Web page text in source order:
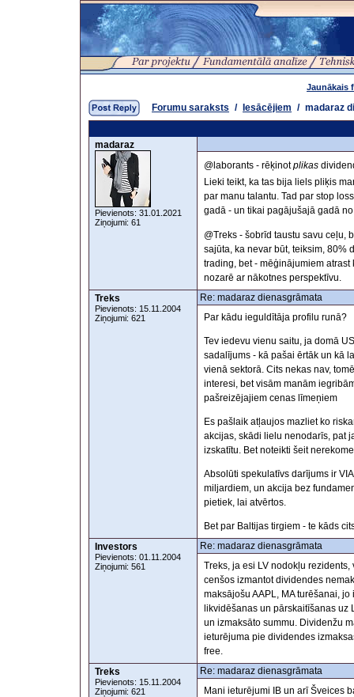
Jaunākais
Forumu saraksts / Iesācējiem / madaraz
madaraz
Pievienots: 31.01.2021
Ziņojumi: 61
@laborants - rēķinotplikas
Lieki teikt, ka tas bija liels pliķis
par manu talantu. Tad par stop
gadā - un tikai pagājušajā gadā
@Treks - šobrīd taustu savu ceļu,
sajūta, ka nevar būt, teiksim, 80%
trading, bet - mēģinājumiem
nozarē ar nākotnes perspektīvu.
Treks
Pievienots: 15.11.2004
Ziņojumi: 621
Re: madaraz dienasgrāmata
Par kādu ieguldītāja profilu runā?
Tev iedevu vienu saitu, ja domā
sadalījums - kā pašai ērtāk un kā
vienā sektorā. Cits nekas nav,
interesi, bet visām manām
pašreizējajiem cenas līmeņiem
Es pašlaik atļaujos mazliet ko
akcijas, skādi lielu nenodarīs, pat
izskatītu. Bet noteikti šeit
Absolūti spekulatīvs darījums ir
miljardiem, un akcija bez
pietiek, lai atvērtos.
Bet par Baltijas tirgiem - te kāds
Investors
Pievienots: 01.11.2004
Ziņojumi: 561
Re: madaraz dienasgrāmata
Treks, ja esi LV nodokļu
cenšos izmantot dividendes
maksājošu AAPL, MA turēšanai,
likvidēšanas un pārskaitīšanas uz
un izmaksāto summu. Dividenžu
ieturējuma pie dividendes
free.
Treks
Pievienots: 15.11.2004
Ziņojumi: 621
Re: madaraz dienasgrāmata
Mani ieturējumi IB un arī Šveices